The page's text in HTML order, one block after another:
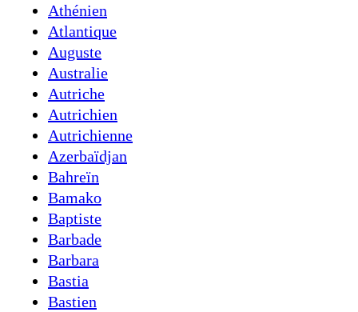
Athénien
Atlantique
Auguste
Australie
Autriche
Autrichien
Autrichienne
Azerbaïdjan
Bahreïn
Bamako
Baptiste
Barbade
Barbara
Bastia
Bastien